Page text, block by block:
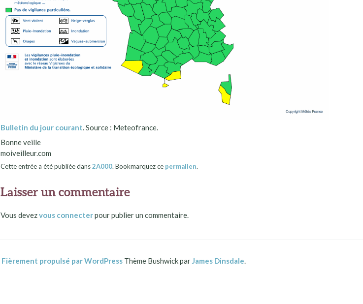
Bulletin du jour courant. Source : Meteofrance.
Bonne veille
moiveilleur.com
Cette entrée a été publiée dans2A000. Bookmarquez ce permalien.
Laisser un commentaire
Vous devezvous connecterpour publier un commentaire.
Fièrement propulsé par WordPressThème Bushwick parJames Dinsdale.